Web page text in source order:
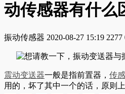
动传感器有什么
振动传感器 2020-08-27 15:19 2277
震动变送器一般是指前置器， 传
用的，坏了其中一个的话，原则